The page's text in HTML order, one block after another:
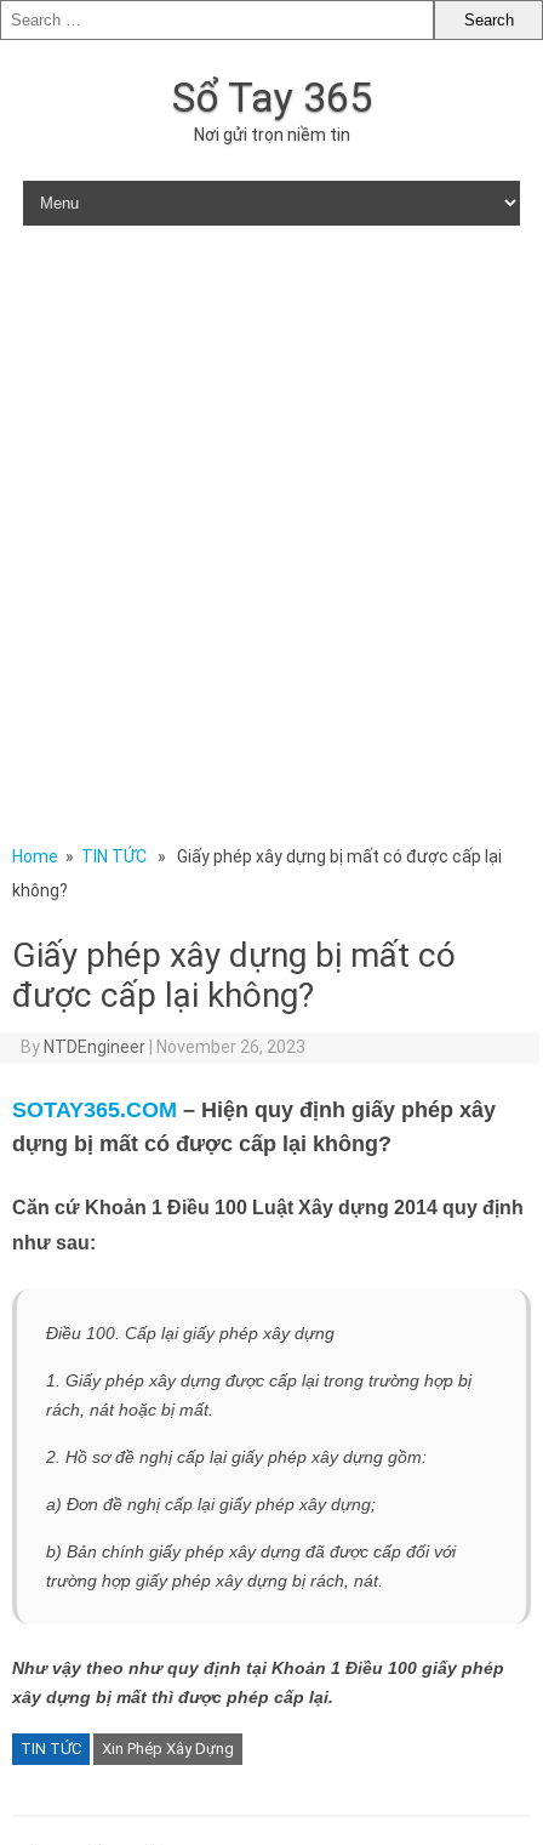
Sổ Tay 365
Nơi gửi trọn niềm tin
Skip to content
Home » TIN TỨC » Giấy phép xây dựng bị mất có được cấp lại
không?
Giấy phép xây dựng bị mất có
được cấp lại không?
ByNTDEngineer | November 26, 2023
SOTAY365.COM – Hiện quy định giấy phép xây
dựng bị mất có được cấp lại không?
Căn cứ Khoản 1 Điều 100 Luật Xây dựng 2014 quy định
như sau:
Điều 100. Cấp lại giấy phép xây dựng
1. Giấy phép xây dựng được cấp lại trong trường hợp bị
rách, nát hoặc bị mất.
2. Hồ sơ đề nghị cấp lại giấy phép xây dựng gồm:
a) Đơn đề nghị cấp lại giấy phép xây dựng;
b) Bản chính giấy phép xây dựng đã được cấp đối với
trường hợp giấy phép xây dựng bị rách, nát.
Như vậy theo như quy định tại Khoản 1 Điều 100 giấy phép
xây dựng bị mất thì được phép cấp lại.
TIN TỨC Xin Phép Xây Dựng